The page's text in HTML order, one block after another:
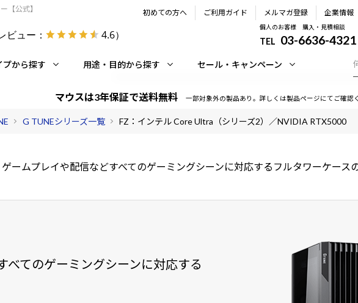
【公式】
ビュー： 4.6）
初めての方へ ご利用ガイド メルマガ登録 企業情報
個人のお客様 購入・見積相談
TEL 03-6636-4321
プから探す 用途・目的から探す セール・キャンペーン
マウスは3年保証で送料無料 一部対象外の製品あり。詳しくは製品ページにてご確認
G TUNEシリーズ一覧 FZ：インテル Core Ultra（シリーズ2）／NVIDIA RTX5000
ゲームプレイや配信などすべてのゲーミングシーンに対応するフルタワーケース
べてのゲーミングシーンに対応する